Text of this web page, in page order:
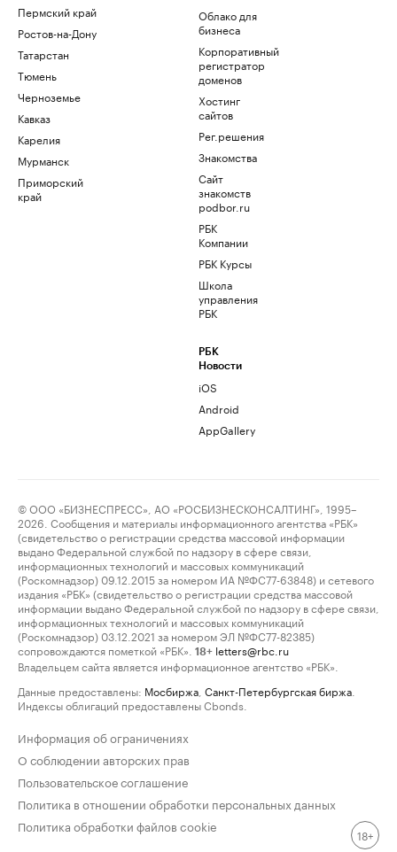
Пермский край
Ростов-на-Дону
Татарстан
Тюмень
Черноземье
Кавказ
Карелия
Мурманск
Приморский
край
Облако для
бизнеса
Корпоративный
регистратор
доменов
Хостинг
сайтов
Рег.решения
Знакомства
Сайт
знакомств
podbor.ru
РБК
Компании
РБК Курсы
Школа
управления
РБК
РБК
Новости
iOS
Android
AppGallery
© ООО «БИЗНЕСПРЕСС», АО «РОСБИЗНЕСКОНСАЛТИНГ», 1995–
2026. Сообщения и материалы информационного агентства «РБК»
(свидетельство о регистрации средства массовой информации
выдано Федеральной службой по надзору в сфере связи,
информационных технологий и массовых коммуникаций
(Роскомнадзор) 09.12.2015 за номером ИА №ФС77-63848) и сетевого
издания «РБК» (свидетельство о регистрации средства массовой
информации выдано Федеральной службой по надзору в сфере связи,
информационных технологий и массовых коммуникаций
(Роскомнадзор) 03.12.2021 за номером ЭЛ №ФС77-82385)
сопровождаются пометкой «РБК».
18+ letters@rbc.ru
Владельцем сайта является информационное агентство «РБК».
Данные предоставлены: Мосбиржа Санкт-Петербургская биржа
Индексы облигаций предоставлены Cbonds.
Информация об ограничениях
О соблюдении авторских прав
Пользовательское соглашение
Политика в отношении обработки персональных данных
Политика обработки файлов cookie
18+